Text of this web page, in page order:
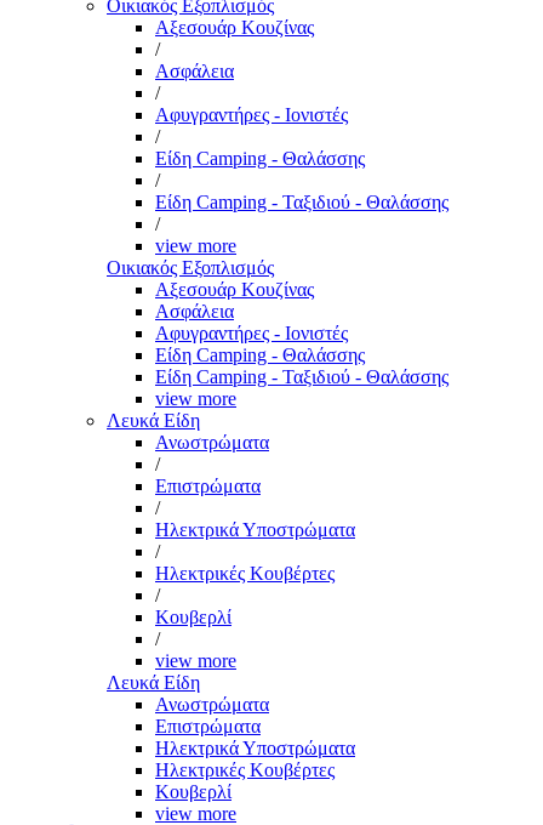
Οικιακός Εξοπλισμός
Αξεσουάρ Κουζίνας
/
Ασφάλεια
/
Αφυγραντήρες - Ιονιστές
/
Είδη Camping - Θαλάσσης
/
Είδη Camping - Ταξιδιού - Θαλάσσης
/
view more
Οικιακός Εξοπλισμός
Αξεσουάρ Κουζίνας
Ασφάλεια
Αφυγραντήρες - Ιονιστές
Είδη Camping - Θαλάσσης
Είδη Camping - Ταξιδιού - Θαλάσσης
view more
Λευκά Είδη
Ανωστρώματα
/
Επιστρώματα
/
Ηλεκτρικά Υποστρώματα
/
Ηλεκτρικές Κουβέρτες
/
Κουβερλί
/
view more
Λευκά Είδη
Ανωστρώματα
Επιστρώματα
Ηλεκτρικά Υποστρώματα
Ηλεκτρικές Κουβέρτες
Κουβερλί
view more